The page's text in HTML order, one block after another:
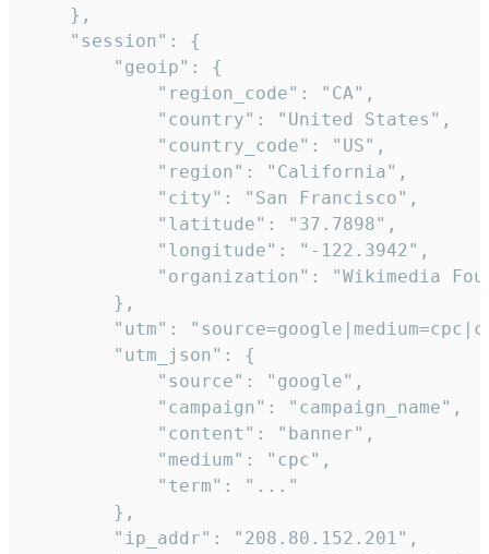
    },
    "session": {
        "geoip": {
            "region_code": "CA",
            "country": "United States",
            "country_code": "US",
            "region": "California",
            "city": "San Francisco",
            "latitude": "37.7898",
            "longitude": "-122.3942",
"organization": "Wikimedia
        },
"utm":
        "utm_json": {
            "source": "google",
            "campaign": "campaign_name",
            "content": "banner",
            "medium": "cpc",
            "term": "..."
        },
        "ip_addr": "208.80.152.201",